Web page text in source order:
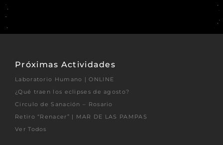
Próximas Actividades
Laboratorio Humano | ONLINE
¿Qué traen los eclipses de agosto?
Circulo de Sanación – Rosario
Retiro “Renacer” | MAR DE LAS PAMPAS
Ver Todos